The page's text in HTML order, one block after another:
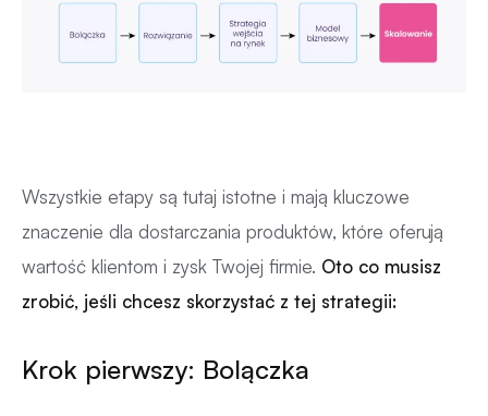
Wszystkie etapy są tutaj istotne i mają kluczowe
znaczenie dla dostarczania produktów, które oferują
wartość klientom i zysk Twojej firmie. Oto co musisz
zrobić, jeśli chcesz skorzystać z tej strategii:
Krok pierwszy: Bolączka